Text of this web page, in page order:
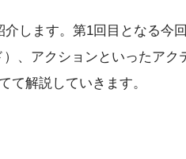
します。第1回目となる今回
、アクションといったアク
て解説していきます。